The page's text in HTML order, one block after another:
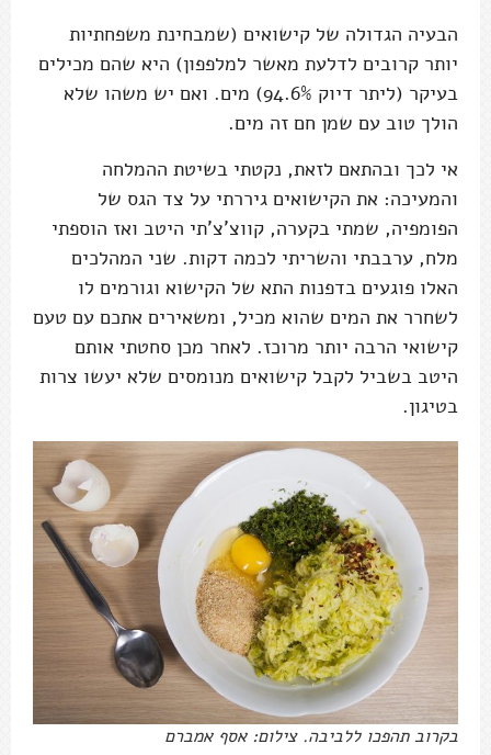
הבעיה הגדולה של קישואים (שמבחינת משפחתיות
יותר קרובים לדלעת מאשר למלפפון) היא שהם מכילים
בעיקר (ליתר דיוק 94.6%) מים. ואם יש משהו שלא
הולך טוב עם שמן חם זה מים.
אי לכך ובהתאם לזאת, נקטתי בשיטת ההמלחה
והמעיכה: את הקישואים גיררתי על צד הגס של
הפומפיה, שמתי בקערה, קווצ'צ'תי היטב ואז הוספתי
מלח, ערבבתי והשריתי לכמה דקות. שני המהלכים
האלו פוגעים בדפנות התא של הקישוא וגורמים לו
לשחרר את המים שהוא מכיל, ומשאירים אתכם עם טעם
קישואי הרבה יותר מרוכז. לאחר מכן סחטתי אותם
היטב בשביל לקבל קישואים מנומסים שלא יעשו צרות
בטיגון.
בקרוב תהפכו ללביבה. צילום: אסף אמברם